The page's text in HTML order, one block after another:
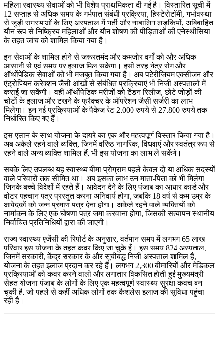
महिला स्वास्थ्य सेवाओं को भी विशेष प्राथमिकता दी गई है। विस्तारित सूची में
12 सप्ताह से अधिक समय के गर्भपात संबंधी प्रक्रिया, हिस्टेरोटॉमी, गर्भावस्था
से जुड़ी समस्याओं के लिए अस्पताल में भर्ती और नाबालिग लड़कियों, अविवाहित
यौन रूप से निष्क्रिय महिलाओं और यौन शोषण की पीड़िताओं की एनेस्थीसिया
के तहत जांच को शामिल किया गया है।
इन सेवाओं के शामिल होने से जरूरतमंद और कमजोर वर्गों को और अधिक
आसानी से एवं समय पर इलाज मिल सकेगा। इसी तरह नेत्र रोग और
ऑर्थोपेडिक सेवाओं को भी मजबूत किया गया है। अब पटेरीजियम एक्सीजन और
एंट्रोपियन करेक्शन जैसी आंखों से संबंधित प्रक्रियाएं भी निजी अस्पतालों में
कराई जा सकेंगी। वहीं ऑर्थोपेडिक मरीजों को टेंडन रिलीज, छोटे जोड़ों की
चोटों के इलाज और टखने के फ्रैक्चर के ऑपरेशन जैसी सर्जरी का लाभ
मिलेगा। इन नई प्रक्रियाओं के पैकेज रेट 2,000 रुपये से 27,800 रुपये तक
निर्धारित किए गए हैं।
इस एलान के साथ योजना के दायरे का एक और महत्वपूर्ण विस्तार किया गया है।
अब अकेले रहने वाले व्यक्ति, जिनमें वरिष्ठ नागरिक, विधवाएं और स्वतंत्र रूप से
रहने वाले अन्य व्यक्ति शामिल हैं, भी इस योजना का लाभ ले सकेंगे।
सबके लिए उपलब्ध यह स्वास्थ्य बीमा प्रोग्राम पहले केवल दो या अधिक सदस्यों
वाले परिवारों तक सीमित था। अब इसका लाभ उन माता-पिता को भी मिलेगा
जिनके बच्चे विदेशों में रहते हैं। आवेदन देने के लिए पंजाब का आधार कार्ड और
वोटर पहचान पत्र प्रस्तुत करना अनिवार्य होगा, जबकि 18 वर्ष से कम उम्र के
आवेदकों को जन्म प्रमाण पत्र देना होगा। अकेले रहने वाले व्यक्तियों को
नामांकन के लिए एक घोषणा पत्र जमा करवाना होगा, जिसकी सत्यापन स्थानीय
निर्वाचित प्रतिनिधियों द्वारा की जाएगी।
राज्य स्वास्थ्य एजेंसी की रिपोर्ट के अनुसार, वर्तमान समय में लगभग 65 लाख
परिवार इस योजना के तहत कवर किए जा चुके हैं। इस समय 824 अस्पताल,
जिनमें सरकारी, केंद्र सरकार के और सूचीबद्ध निजी अस्पताल शामिल हैं,
योजना के तहत इलाज प्रदान कर रहे हैं। लगभग 2,300 बीमारियों और मेडिकल
प्रक्रियाओं को कवर करने वाली और लगातार विकसित होती हुई मुख्यमंत्री
सेहत योजना पंजाब के लोगों के लिए एक महत्वपूर्ण स्वास्थ्य सुरक्षा कवच बन
चुकी है, जो पहले से कहीं अधिक लोगों तक कैशलेस इलाज की सुविधा पहुंचा
रही है।